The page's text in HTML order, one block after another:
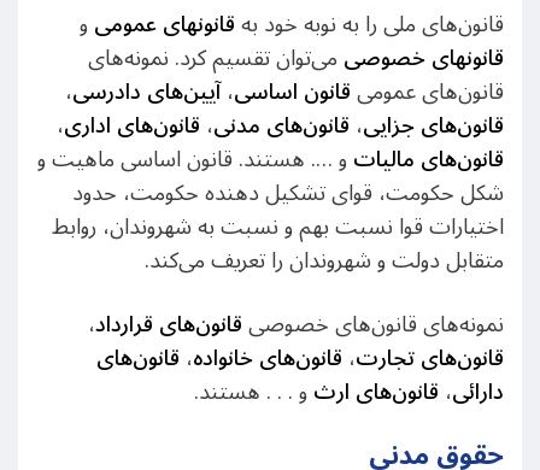
قانون‌های ملی را به نوبه خود بهقانونهای عمومیو
قانونهای خصوصیمی‌توان تقسیم‌ کرد. نمونه‌های
قانون‌های عمومیقانون اساسی،آیین‌های دادرسی،
قانون‌های جزایی، قانون‌های مدنی، قانون‌های اداری،
قانون‌های مالیاتو …. هستند. قانون اساسی ماهیت و
شکل حکومت، قوای تشکیل دهنده حکومت، حدود
اختیارات قوا نسبت بهم و نسبت به شهروندان، روابط
متقابل دولت و شهروندان را تعریف می‌کند.
نمونه‌های قانون‌های خصوصیقانون‌های قرارداد،
قانون‌های تجارت، قانون‌های خانواده، قانون‌های
دارائی، قانون‌های ارثو . . . هستند.
حقوق مدنی